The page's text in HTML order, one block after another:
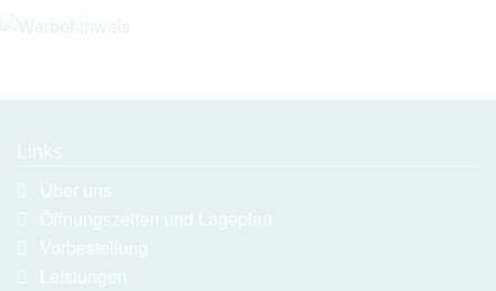
Links
Navigation
überspringen
Über uns
Öffnungszeiten und Lageplan
Vorbestellung
Leistungen